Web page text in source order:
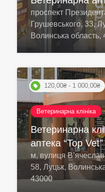
проспект
Грушевського, 33,
Волинська область,
120,00₴ - 1 000,00₴
Ветеринарна клініка
Ветеринарна
аптека “Top Vet”
м, вулиця
58, Луцьк,
43000